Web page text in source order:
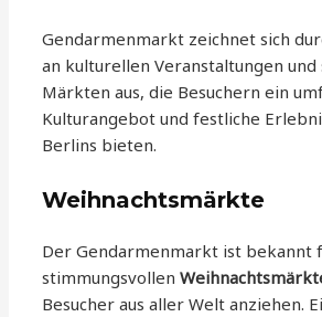
Gendarmenmarkt zeichnet sich
an kulturellen Veranstaltungen und
Märkten aus, die Besuchern ein
Kulturangebot und festliche
Berlins bieten.
Weihnachtsmärkte
Der Gendarmenmarkt ist bekannt
stimmungsvollen
Besucher aus aller Welt anziehen.